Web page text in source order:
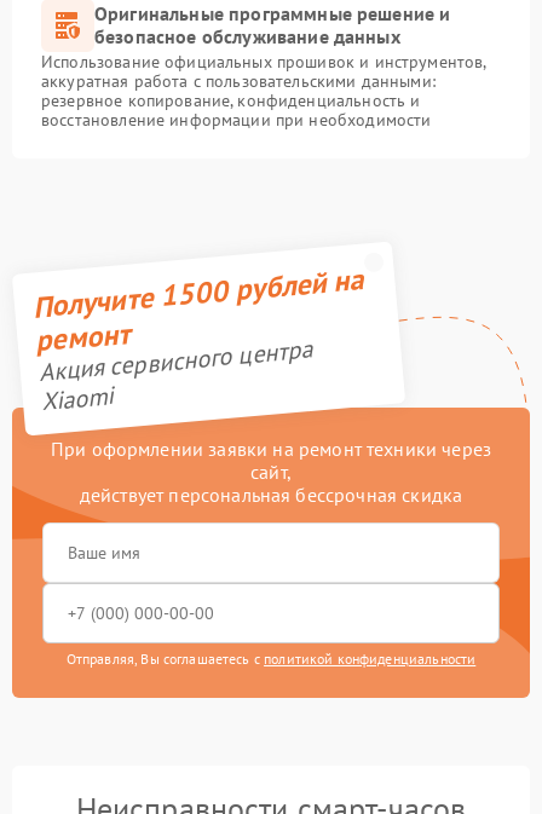
Оригинальные программные решение и
безопасное обслуживание данных
Использование официальных прошивок и инструментов,
аккуратная работа с пользовательскими данными:
резервное копирование, конфиденциальность и
восстановление информации при необходимости
Получите 1500 рублей на
ремонт
Акция сервисного центра
Xiaomi
При оформлении заявки на ремонт техники через
сайт,
действует персональная бессрочная скидка
Отправляя, Вы соглашаетесь с политикой конфиденциальности